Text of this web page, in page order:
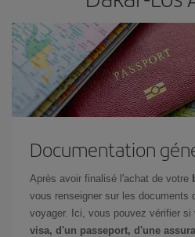
Documentation
Après avoir finalisé l'achat de votre
vous renseigner sur les documents
voyager. Ici, vous pouvez vérifier si
visa, d'un passeport, d'une